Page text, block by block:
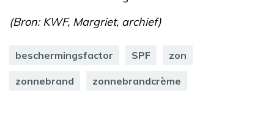
(Bron: KWF, Margriet, archief)
beschermingsfactor SPF zon
zonnebrand zonnebrandcrème